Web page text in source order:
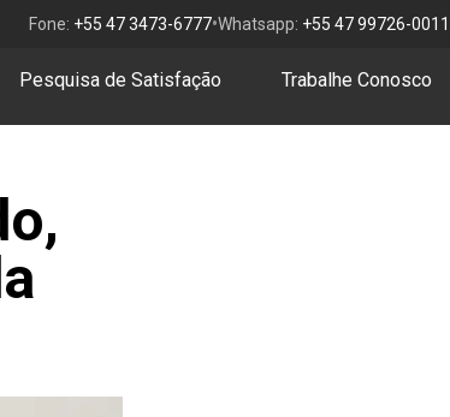
Fone: +55 47 3473-6777•Whatsapp: +55 47 99726-0011
Pesquisa de Satisfação Trabalhe Conosco